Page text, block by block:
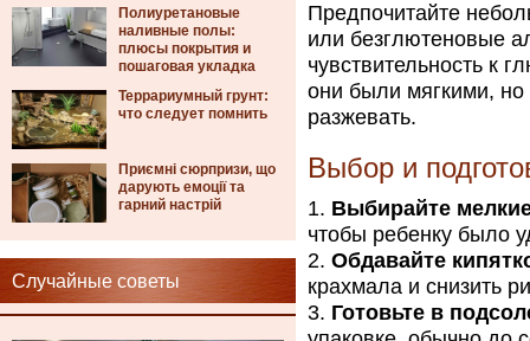
Полиуретановые
наливные полы:
плюсы покрытия и
пошаговая укладка
Террариумный грунт:
что следует помнить
Приємні сюрпризи, що
дарують емоції та
гарний настрій
Случайные советы
Предпочитайте
или безглютеновые
чувствительность к
они были мягкими, но
разжевать.
Выбор и
Выбирайте
чтобы ребенку было
Обдавайте
крахмала и снизить
Готовьте в